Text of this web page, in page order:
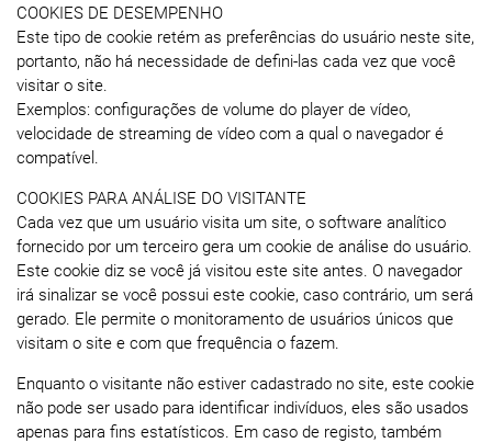
COOKIES DE DESEMPENHO
Este tipo de cookie retém as preferências do usuário neste site,
portanto, não há necessidade de defini-las cada vez que você
visitar o site.
Exemplos: configurações de volume do player de vídeo,
velocidade de streaming de vídeo com a qual o navegador é
compatível.
COOKIES PARA ANÁLISE DO VISITANTE
Cada vez que um usuário visita um site, o software analítico
fornecido por um terceiro gera um cookie de análise do usuário.
Este cookie diz se você já visitou este site antes. O navegador
irá sinalizar se você possui este cookie, caso contrário, um será
gerado. Ele permite o monitoramento de usuários únicos que
visitam o site e com que frequência o fazem.
Enquanto o visitante não estiver cadastrado no site, este cookie
não pode ser usado para identificar indivíduos, eles são usados ​​
apenas para fins estatísticos. Em caso de registo, também